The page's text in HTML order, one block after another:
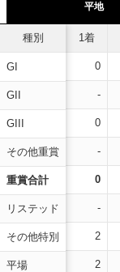
平地
種別
GI
GII
GIII
その他重賞
重賞合計
リステッド
その他特別
平場
1着
0
-
0
-
0
-
2
2